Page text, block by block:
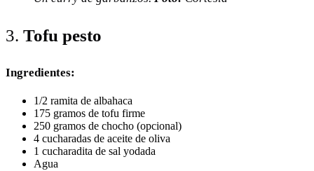
3. Tofu pesto
Ingredientes:
1/2 ramita de albahaca
175 gramos de tofu firme
250 gramos de chocho (opcional)
4 cucharadas de aceite de oliva
1 cucharadita de sal yodada
Agua